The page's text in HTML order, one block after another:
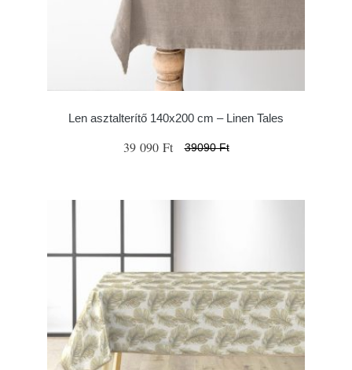
Len asztalterítő 140x200 cm – Linen Tales
39 090 Ft 39090 Ft